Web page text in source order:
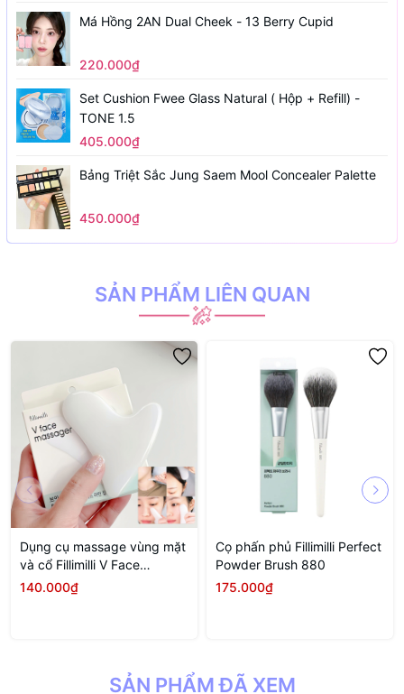
Má Hồng 2AN Dual Cheek - 13 Berry Cupid
220.000₫
Set Cushion Fwee Glass Natural ( Hộp + Refill) -
TONE 1.5
405.000₫
Bảng Triệt Sắc Jung Saem Mool Concealer Palette
450.000₫
SẢN PHẨM LIÊN QUAN
Dụng cụ massage vùng mặt
và cổ Fillimilli V Face
Massager
140.000₫
Cọ phấn phủ Fillimilli Perfect
Powder Brush 880
175.000₫
SẢN PHẨM ĐÃ XEM